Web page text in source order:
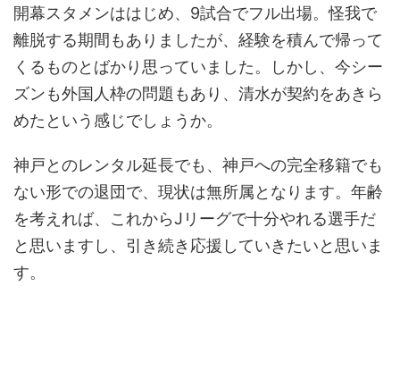
開幕スタメンははじめ、9試合でフル出場。怪我で
離脱する期間もありましたが、経験を積んで帰って
くるものとばかり思っていました。しかし、今シー
ズンも外国人枠の問題もあり、清水が契約をあきら
めたという感じでしょうか。
神戸とのレンタル延長でも、神戸への完全移籍でも
ない形での退団で、現状は無所属となります。年齢
を考えれば、これからJリーグで十分やれる選手だ
と思いますし、引き続き応援していきたいと思いま
す。